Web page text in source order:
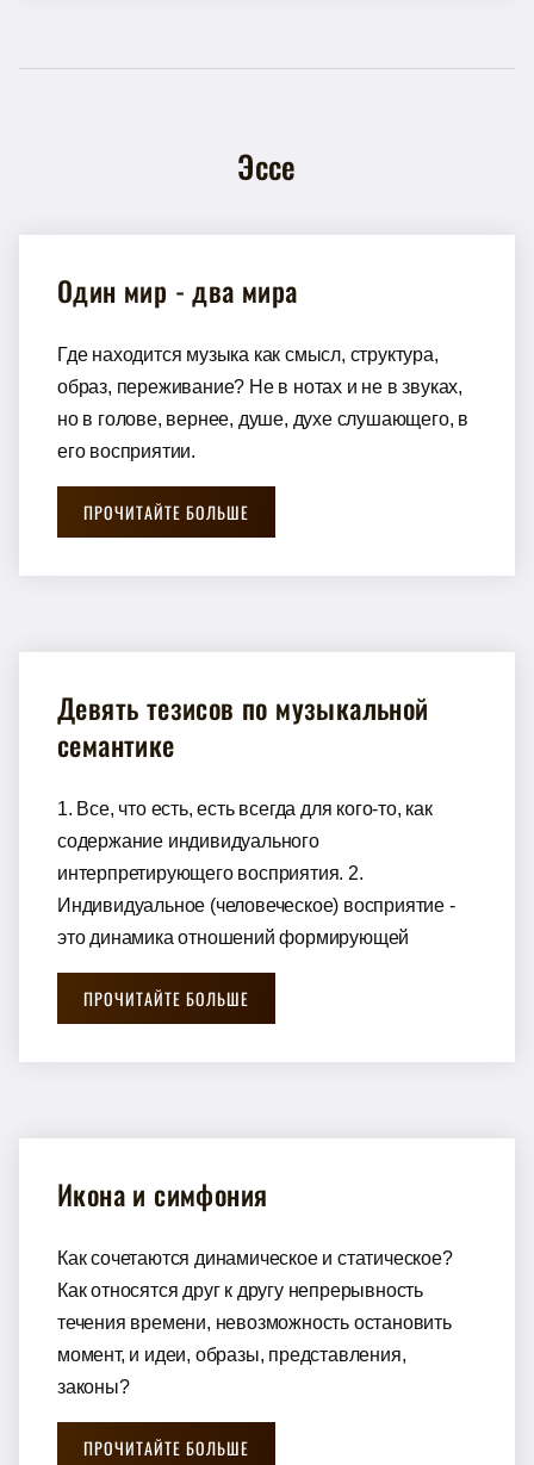
Эссе
Один мир - два мира
Где находится музыка как смысл, структура,
образ, переживание? Не в нотах и не в звуках,
но в голове, вернее, душе, духе слушающего, в
его восприятии.
ПРОЧИТАЙТЕ БОЛЬШЕ
Девять тезисов по музыкальной
семантике
1. Все, что есть, есть всегда для кого-то, как
содержание индивидуального
интерпретирующего восприятия. 2.
Индивидуальное (человеческое) восприятие -
это динамика отношений формирующей
ПРОЧИТАЙТЕ БОЛЬШЕ
Икона и симфония
Как сочетаются динамическое и статическое?
Как относятся друг к другу непрерывность
течения времени, невозможность остановить
момент, и идеи, образы, представления,
законы?
ПРОЧИТАЙТЕ БОЛЬШЕ